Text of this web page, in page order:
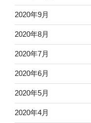
2020年9月
2020年8月
2020年7月
2020年6月
2020年5月
2020年4月